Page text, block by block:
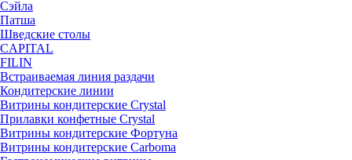
Сэйла
Патша
Шведские столы
CAPITAL
FILIN
Встраиваемая линия раздачи
Кондитерские линии
Витрины кондитерские Crystal
Прилавки конфетные Crystal
Витрины кондитерские Фортуна
Витрины кондитерские Carboma